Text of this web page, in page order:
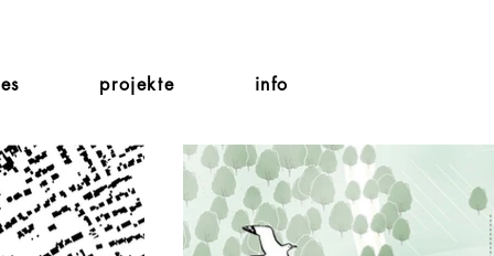
projekte info